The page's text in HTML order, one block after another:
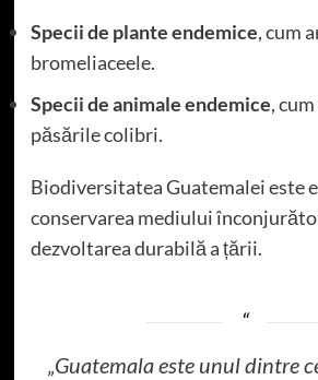
Specii de plante endemice, cum
bromeliaceele.
Specii de animale endemice,
păsările colibri.
Biodiversitatea Guatemalei este
conservarea mediului
dezvoltarea durabilă a țării.
„Guatemala este unul dintre